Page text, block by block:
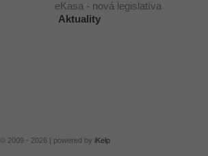
eKasa - nová legislatíva
Aktuality
© 2009 - 2026 | powered by iKelp